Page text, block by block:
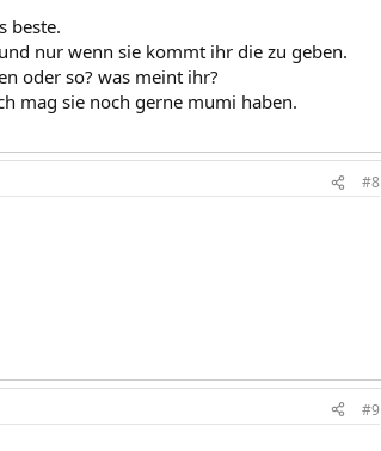
beste.
nur wenn sie kommt ihr die zu geben.
oder so? was meint ihr?
mag sie noch gerne mumi haben.
#8
#9